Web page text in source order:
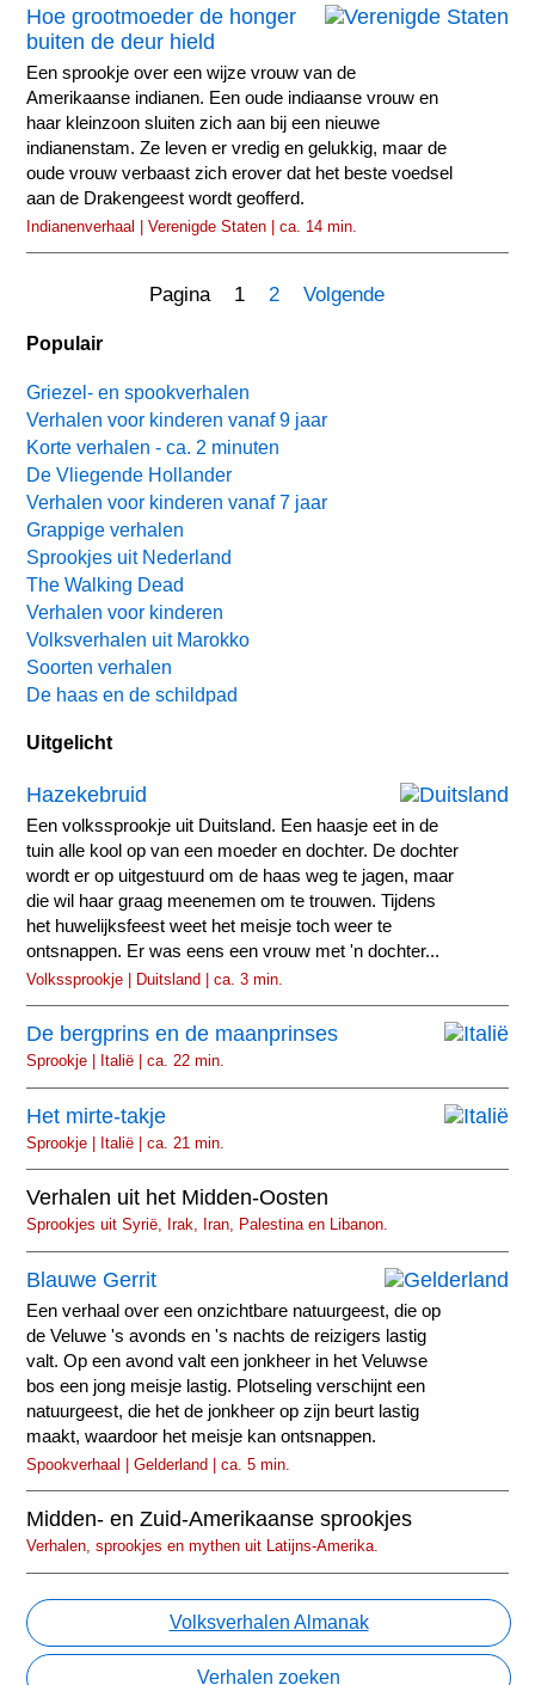
Hoe grootmoeder de honger
buiten de deur hield
Een sprookje over een wijze vrouw van de
Amerikaanse indianen. Een oude indiaanse vrouw en
haar kleinzoon sluiten zich aan bij een nieuwe
indianenstam. Ze leven er vredig en gelukkig, maar de
oude vrouw verbaast zich erover dat het beste voedsel
aan de Drakengeest wordt geofferd.
Indianenverhaal | Verenigde Staten | ca. 14 min.
Pagina 12 Volgende
Populair
Griezel- en spookverhalen
Verhalen voor kinderen vanaf 9 jaar
Korte verhalen - ca. 2 minuten
De Vliegende Hollander
Verhalen voor kinderen vanaf 7 jaar
Grappige verhalen
Sprookjes uit Nederland
The Walking Dead
Verhalen voor kinderen
Volksverhalen uit Marokko
Soorten verhalen
De haas en de schildpad
Uitgelicht
Hazekebruid
Een volkssprookje uit Duitsland. Een haasje eet in de
tuin alle kool op van een moeder en dochter. De dochter
wordt er op uitgestuurd om de haas weg te jagen, maar
die wil haar graag meenemen om te trouwen. Tijdens
het huwelijksfeest weet het meisje toch weer te
ontsnappen. Er was eens een vrouw met 'n dochter...
Volkssprookje | Duitsland | ca. 3 min.
De bergprins en de maanprinses
Sprookje | Italië | ca. 22 min.
Het mirte-takje
Sprookje | Italië | ca. 21 min.
Verhalen uit het Midden-Oosten
Sprookjes uit Syrië, Irak, Iran, Palestina en Libanon.
Blauwe Gerrit
Een verhaal over een onzichtbare natuurgeest, die op
de Veluwe 's avonds en 's nachts de reizigers lastig
valt. Op een avond valt een jonkheer in het Veluwse
bos een jong meisje lastig. Plotseling verschijnt een
natuurgeest, die het de jonkheer op zijn beurt lastig
maakt, waardoor het meisje kan ontsnappen.
Spookverhaal | Gelderland | ca. 5 min.
Midden- en Zuid-Amerikaanse sprookjes
Verhalen, sprookjes en mythen uit Latijns-Amerika.
Volksverhalen Almanak
Verhalen zoeken